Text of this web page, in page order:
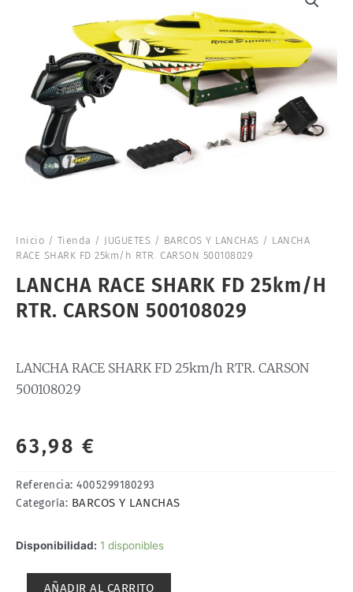
Inicio / Tienda / JUGUETES / BARCOS Y LANCHAS / LANCHA
RACE SHARK FD 25km/h RTR. CARSON 500108029
LANCHA RACE SHARK FD 25km/h
RTR. CARSON 500108029
LANCHA RACE SHARK FD 25km/h RTR. CARSON
500108029
63,98 €
Referencia: 4005299180293
Categoría: BARCOS Y LANCHAS
Disponibilidad: 1 disponibles
LANCHA
AÑADIR AL CARRITO